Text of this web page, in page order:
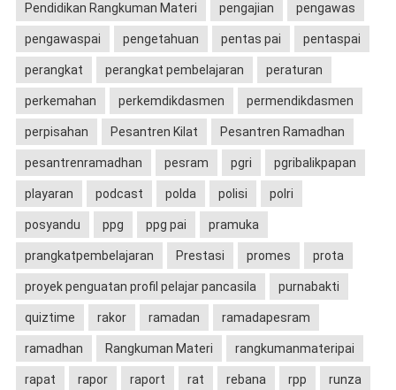
Pendidikan Rangkuman Materi pengajian pengawas
pengawaspai pengetahuan pentas pai pentaspai
perangkat perangkat pembelajaran peraturan
perkemahan perkemdikdasmen permendikdasmen
perpisahan Pesantren Kilat Pesantren Ramadhan
pesantrenramadhan pesram pgri pgribalikpapan
playaran podcast polda polisi polri
posyandu ppg ppg pai pramuka
prangkatpembelajaran Prestasi promes prota
proyek penguatan profil pelajar pancasila purnabakti
quiztime rakor ramadan ramadapesram
ramadhan Rangkuman Materi rangkumanmateripai
rapat rapor raport rat rebana rpp runza